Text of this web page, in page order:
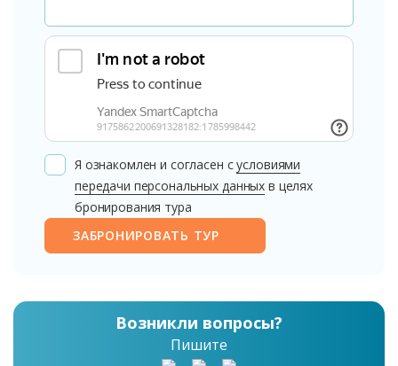
Я ознакомлен и согласен сусловиями
передачи персональных данных в целях
бронирования тура
ЗАБРОНИРОВАТЬ ТУР
Возникли вопросы?
Пишите